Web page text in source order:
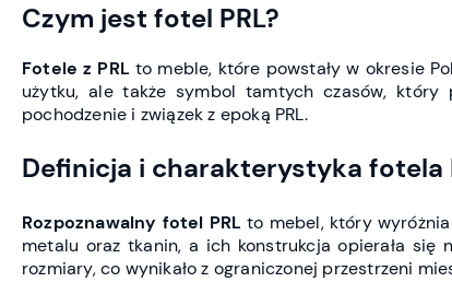
Czym jest fotel PRL?
Fotele z PRL to meble, które powstały w okresie
użytku, ale także symbol tamtych czasów, który
pochodzenie i związek z epoką PRL.
Definicja i charakterystyka fotela
Rozpoznawalny fotel PRL to mebel, który
metalu oraz tkanin, a ich konstrukcja opierała się
rozmiary, co wynikało z ograniczonej przestrzeni